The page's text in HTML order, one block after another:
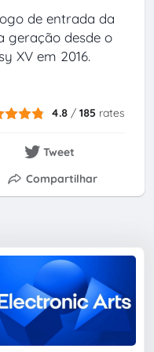
de entrada da
geração desde o
XV em 2016.
4.8 /185 rates
Tweet
Compartilhar